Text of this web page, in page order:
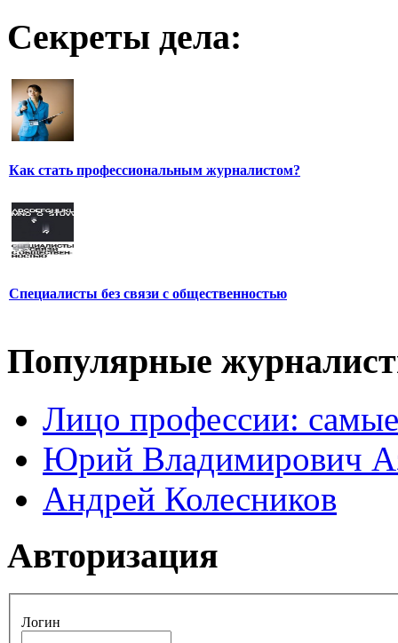
Секреты дела:
Как стать профессиональным журналистом?
Специалисты без связи с общественностью
Популярные
Лицо профессии:
Юрий Владимирович
Андрей Колесников
Авторизация
Логин